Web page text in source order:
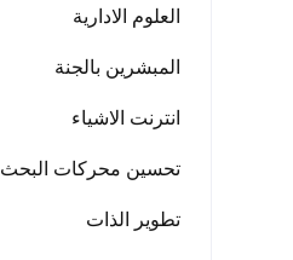
العلوم الادارية
المبشرين بالجنة
انترنت الاشياء
تحسين محركات البحث
تطوير الذات